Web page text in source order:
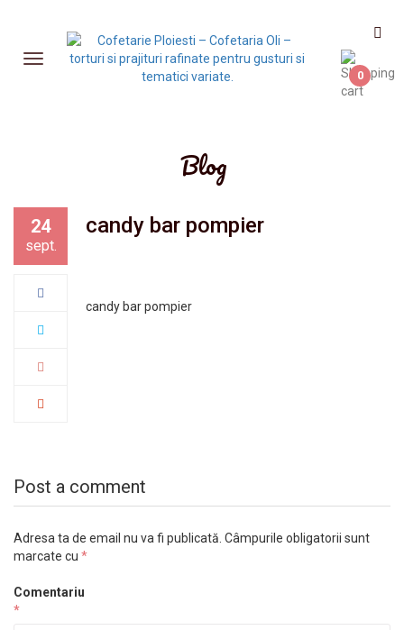
0
Blog
24
sept.
candy bar pompier
candy bar pompier
Post a comment
Adresa ta de email nu va fi publicată. Câmpurile obligatorii sunt
marcate cu *
Comentariu
*